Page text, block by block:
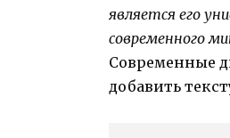
является его
современного
Современные
добавить